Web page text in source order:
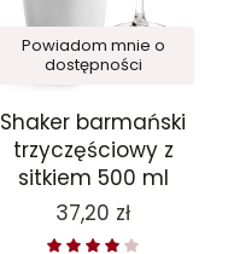
Powiadom mnie o
dostępności
Shaker barmański
trzyczęściowy z
sitkiem 500 ml
Cena
37,20 zł